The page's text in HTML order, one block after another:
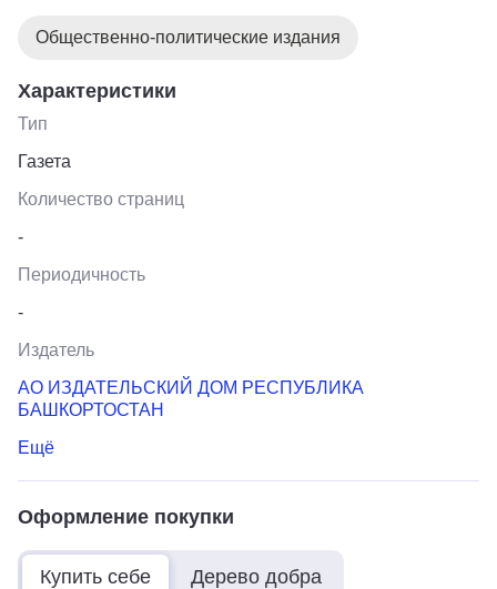
Общественно-политические издания
Характеристики
Тип
Газета
Количество страниц
-
Периодичность
-
Издатель
АО ИЗДАТЕЛЬСКИЙ ДОМ РЕСПУБЛИКА
БАШКОРТОСТАН
Ещё
Оформление покупки
Купить себе Дерево добра